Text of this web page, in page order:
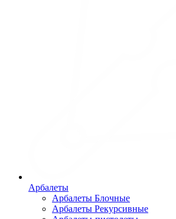
Арбалеты
Арбалеты Блочные
Арбалеты Рекурсивные